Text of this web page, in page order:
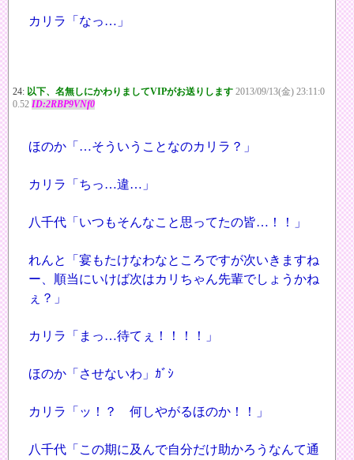
カリラ「なっ…」
24: 以下、名無しにかわりましてVIPがお送りします 2013/09/13(金) 23:11:0
0.52 ID:2RBP9VNf0
ほのか「…そういうことなのカリラ？」
カリラ「ちっ…違…」
八千代「いつもそんなこと思ってたの皆…！！」
れんと「宴もたけなわなところですが次いきますね
ー、順当にいけば次はカリちゃん先輩でしょうかね
ぇ？」
カリラ「まっ…待てぇ！！！！」
ほのか「させないわ」ｶﾞｼ
カリラ「ッ！？ 何しやがるほのか！！」
八千代「この期に及んで自分だけ助かろうなんて通